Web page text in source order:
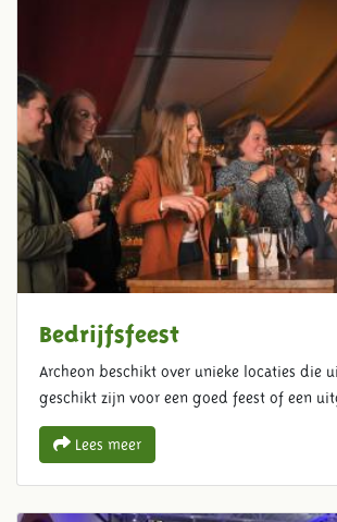
Bedrijfsfeest
Archeon beschikt over unieke locaties die
geschikt zijn voor een goed feest of een
Lees meer